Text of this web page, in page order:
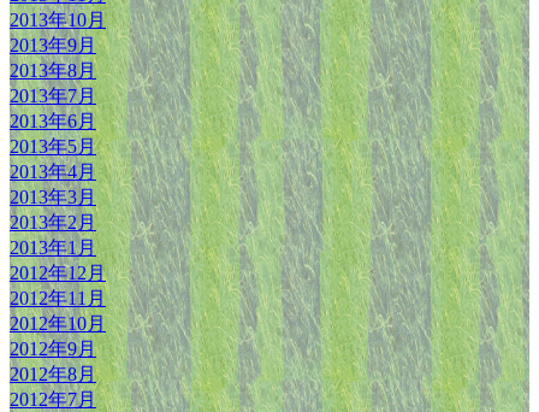
2013年10月
2013年9月
2013年8月
2013年7月
2013年6月
2013年5月
2013年4月
2013年3月
2013年2月
2013年1月
2012年12月
2012年11月
2012年10月
2012年9月
2012年8月
2012年7月